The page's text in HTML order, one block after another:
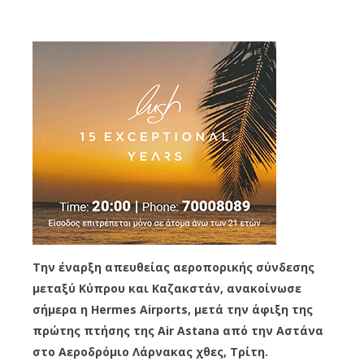
Την έναρξη απευθείας αεροπορικής σύνδεσης
μεταξύ Κύπρου και Καζακστάν, ανακοίνωσε
σήμερα η Hermes Airports, μετά την άφιξη της
πρώτης πτήσης της Air Astana από την Αστάνα
στο Αεροδρόμιο Λάρνακας χθες, Τρίτη.